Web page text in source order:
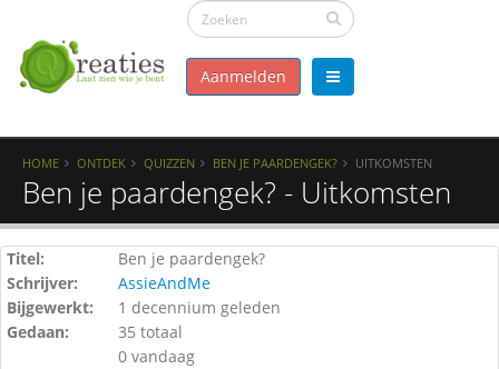
Aanmelden
HOME ONTDEK QUIZZEN BEN JE PAARDENGEK? UITKOMSTEN
Ben je paardengek? - Uitkomsten
Titel:
Ben je paardengek?
Schrijver:
AssieAndMe
Bijgewerkt:
1 decennium geleden
Gedaan:
35 totaal
0 vandaag